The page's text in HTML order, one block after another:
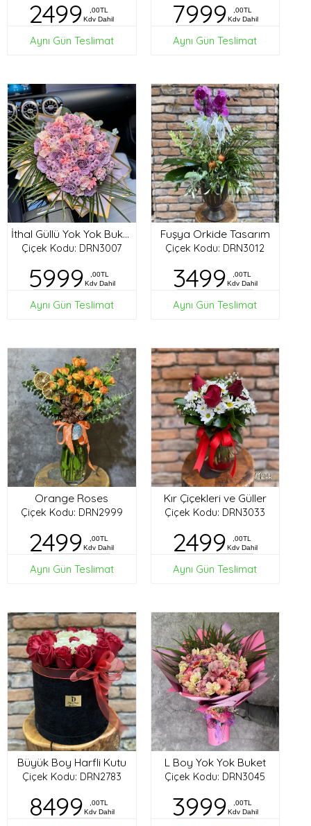
2499
,00TL
Kdv Dahil
Aynı Gün Teslimat
7999
,00TL
Kdv Dahil
Aynı Gün Teslimat
İthal Güllü Yok Yok Buket
Çiçek Kodu: DRN3007
5999
,00TL
Kdv Dahil
Aynı Gün Teslimat
Fuşya Orkide Tasarım
Çiçek Kodu: DRN3012
3499
,00TL
Kdv Dahil
Aynı Gün Teslimat
Orange Roses
Çiçek Kodu: DRN2999
2499
,00TL
Kdv Dahil
Aynı Gün Teslimat
Kır Çiçekleri ve Güller
Çiçek Kodu: DRN3033
2499
,00TL
Kdv Dahil
Aynı Gün Teslimat
Büyük Boy Harfli Kutu
Çiçek Kodu: DRN2783
8499
,00TL
Kdv Dahil
L Boy Yok Yok Buket
Çiçek Kodu: DRN3045
3999
,00TL
Kdv Dahil